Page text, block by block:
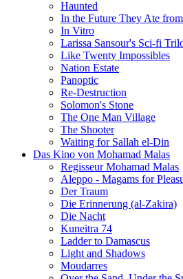
Haunted
In the Future They Ate
In Vitro
Larissa Sansour's Sci-fi
Like Twenty Impossibles
Nation Estate
Panoptic
Re-Destruction
Solomon's Stone
The One Man Village
The Shooter
Waiting for Sallah el-Din
Das Kino von Mohamad Malas
Regisseur Mohamad Malas
Aleppo - Magams for
Der Traum
Die Erinnerung (al-Zakira)
Die Nacht
Kuneitra 74
Ladder to Damascus
Light and Shadows
Moudarres